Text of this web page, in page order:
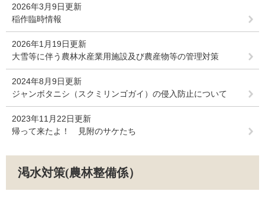
2026年3月9日更新
稲作臨時情報
2026年1月19日更新
大雪等に伴う農林水産業用施設及び農産物等の管理対策
2024年8月9日更新
ジャンボタニシ（スクミリンゴガイ）の侵入防止について
2023年11月22日更新
帰って来たよ！ 見附のサケたち
渇水対策(農林整備係）